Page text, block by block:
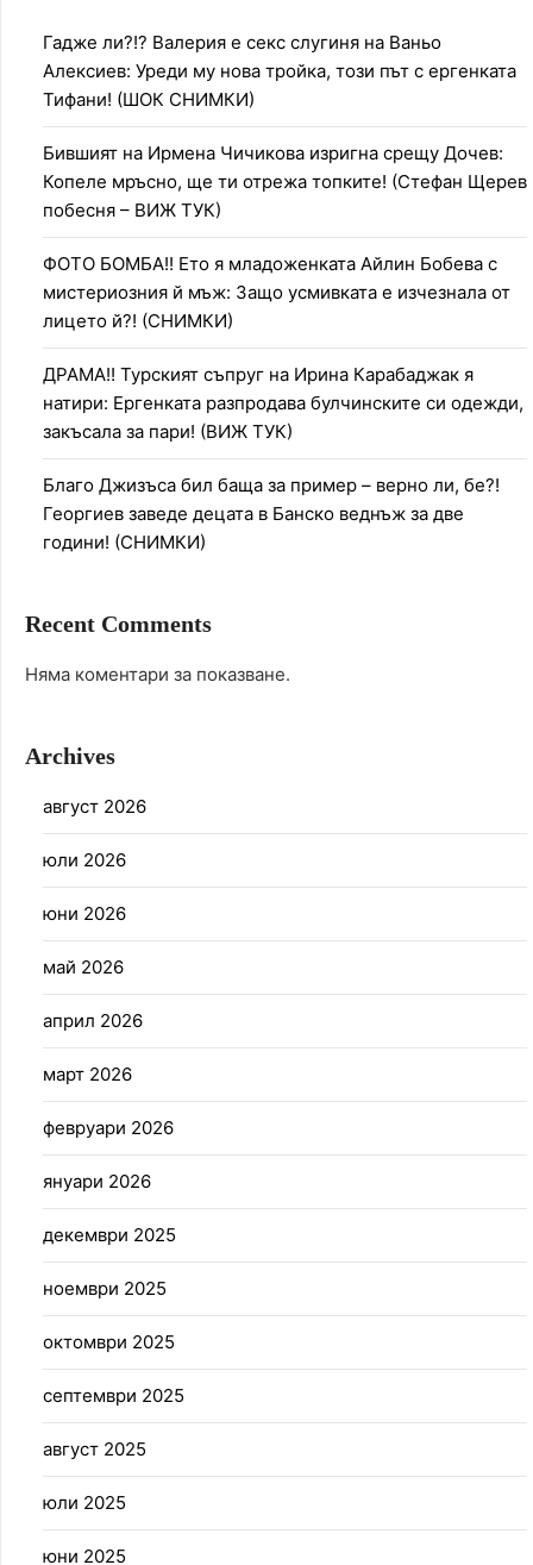
Гадже ли?!? Валерия е секс слугиня на Ваньо
Алексиев: Уреди му нова тройка, този път с ергенката
Тифани! (ШОК СНИМКИ)
Бившият на Ирмена Чичикова изригна срещу Дочев:
Копеле мръсно, ще ти отрежа топките! (Стефан Щерев
побесня – ВИЖ ТУК)
ФОТО БОМБА!! Ето я младоженката Айлин Бобева с
мистериозния й мъж: Защо усмивката е изчезнала от
лицето й?! (СНИМКИ)
ДРАМА!! Турският съпруг на Ирина Карабаджак я
натири: Ергенката разпродава булчинските си одежди,
закъсала за пари! (ВИЖ ТУК)
Благо Джизъса бил баща за пример – верно ли, бе?!
Георгиев заведе децата в Банско веднъж за две
години! (СНИМКИ)
Recent Comments
Няма коментари за показване.
Archives
август 2026
юли 2026
юни 2026
май 2026
април 2026
март 2026
февруари 2026
януари 2026
декември 2025
ноември 2025
октомври 2025
септември 2025
август 2025
юли 2025
юни 2025